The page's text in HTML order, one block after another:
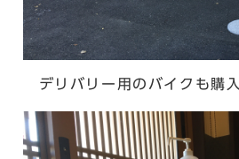
デリバリー用のバイクも購入